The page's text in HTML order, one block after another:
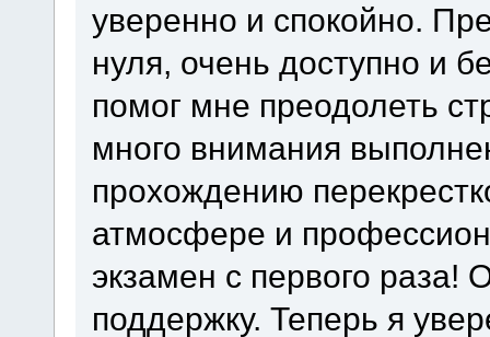
уверенно и спокойно.
нуля, очень доступно и
помог мне преодолеть
много внимания
прохождению
атмосфере и
экзамен с первого раза!
поддержку. Теперь я